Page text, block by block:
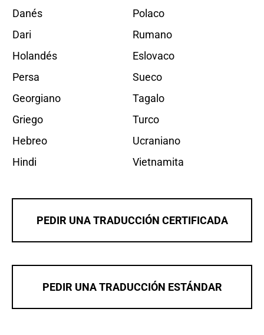
Danés
Dari
Holandés
Persa
Georgiano
Griego
Hebreo
Hindi
Polaco
Rumano
Eslovaco
Sueco
Tagalo
Turco
Ucraniano
Vietnamita
PEDIR UNA TRADUCCIÓN CERTIFICADA
PEDIR UNA TRADUCCIÓN ESTÁNDAR